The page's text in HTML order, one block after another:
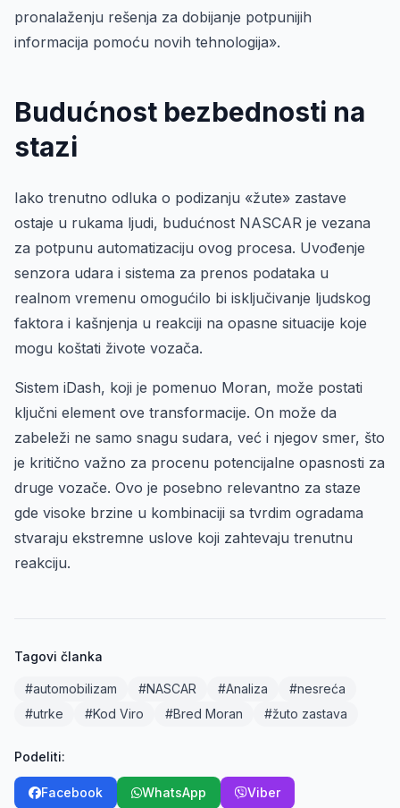
pronalaženju rešenja za dobijanje potpunijih
informacija pomoću novih tehnologija».
Budućnost bezbednosti na
stazi
Iako trenutno odluka o podizanju «žute» zastave
ostaje u rukama ljudi, budućnost NASCAR je vezana
za potpunu automatizaciju ovog procesa. Uvođenje
senzora udara i sistema za prenos podataka u
realnom vremenu omogućilo bi isključivanje ljudskog
faktora i kašnjenja u reakciji na opasne situacije koje
mogu koštati živote vozača.
Sistem iDash, koji je pomenuo Moran, može postati
ključni element ove transformacije. On može da
zabeleži ne samo snagu sudara, već i njegov smer, što
je kritično važno za procenu potencijalne opasnosti za
druge vozače. Ovo je posebno relevantno za staze
gde visoke brzine u kombinaciji sa tvrdim ogradama
stvaraju ekstremne uslove koji zahtevaju trenutnu
reakciju.
Tagovi članka
#automobilizam #NASCAR #Analiza
#nesreća
#utrke
#Kod Viro #Bred Moran #žuto zastava
Podeliti:
Facebook WhatsApp Viber